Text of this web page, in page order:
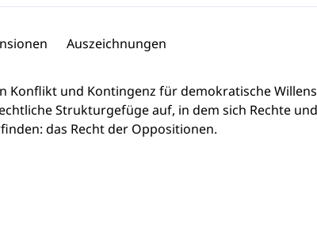
Auszeichnungen
Konflikt und Kontingenz für demokratische
Strukturgefüge auf, in dem sich Rechte
das Recht der Oppositionen.